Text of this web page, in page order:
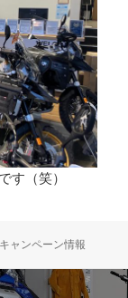
す（笑）
カ
キャンペーン情報